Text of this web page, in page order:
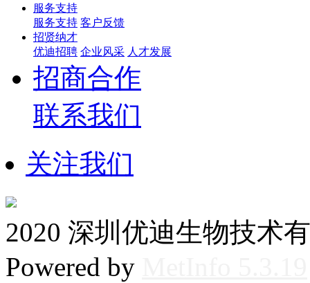
服务支持
服务支持 客户反馈
招贤纳才
优迪招聘 企业风采 人才发展
招商合作
联系我们
关注我们
2020 深圳优迪生物技术
Powered by